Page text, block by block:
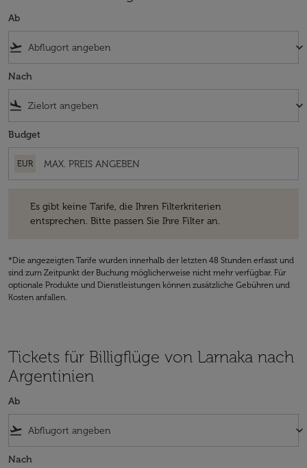
Ab
flight_takeoff keyboard_arrow_down
Nach
flight_land keyboard_arrow_down
Budget
EUR
Es gibt keine Tarife, die Ihren Filterkriterien
entsprechen. Bitte passen Sie Ihre Filter an.
*Die angezeigten Tarife wurden innerhalb der letzten 48 Stunden erfasst und
sind zum Zeitpunkt der Buchung möglicherweise nicht mehr verfügbar. Für
optionale Produkte und Dienstleistungen können zusätzliche Gebühren und
Kosten anfallen.
Tickets für Billigflüge von Larnaka nach
Argentinien
Ab
flight_takeoff keyboard_arrow_down
Nach